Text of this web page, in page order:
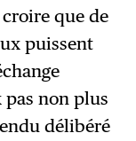
que de
puissent
pas non plus
délibéré